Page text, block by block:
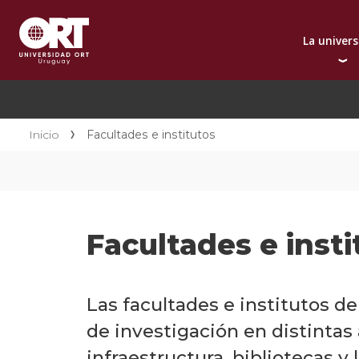
La
Presentación
Contacto
Inicio Facultades e institutos
Facultades e
Las facultades e institutos
de investigación en distintas